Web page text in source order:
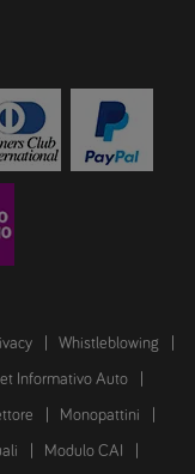
Whistleblowing
Informativo Auto
Monopattini
Modulo CAI